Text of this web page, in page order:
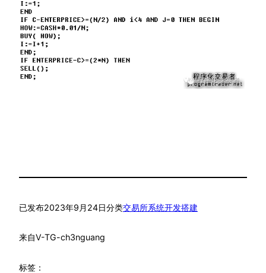
已发布2023年9月24日分类交易所系统开发搭建
来自V-TG-ch3nguang
标签：